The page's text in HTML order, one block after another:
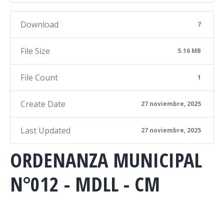
Download 7
File Size 5.16 MB
File Count 1
Create Date 27 noviembre, 2025
Last Updated 27 noviembre, 2025
ORDENANZA MUNICIPAL
N°012 - MDLL - CM